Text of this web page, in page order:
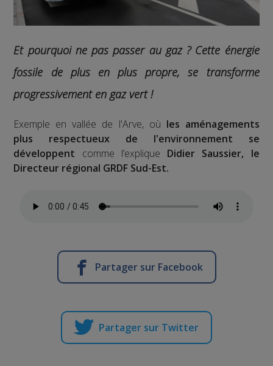
Et pourquoi ne pas passer au gaz ? Cette énergie
fossile de plus en plus propre, se transforme
progressivement en gaz vert !
Exemple en vallée de l'Arve, où les aménagements
plus respectueux de l'environnement se
développent comme l’explique Didier Saussier, le
Directeur régional GRDF Sud-Est.
Partager sur Facebook
Partager sur Twitter